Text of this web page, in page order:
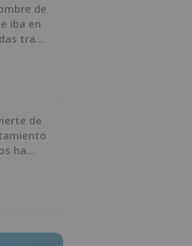
de
iba en
tras
de
ha